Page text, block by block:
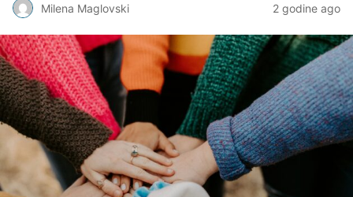
Milena Maglovski 2 godine ago